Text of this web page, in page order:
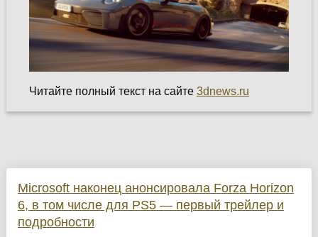
Читайте полный текст на сайте 3dnews.ru
Microsoft наконец анонсировала Forza Horizon
6, в том числе для PS5 — первый трейлер и
подробности